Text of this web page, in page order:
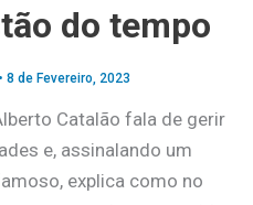
do tempo
• 8 de Fevereiro, 2023
Catalão fala de gerir
e, assinalando um
explica como no